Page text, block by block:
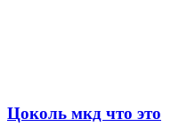
Цоколь мкд что это